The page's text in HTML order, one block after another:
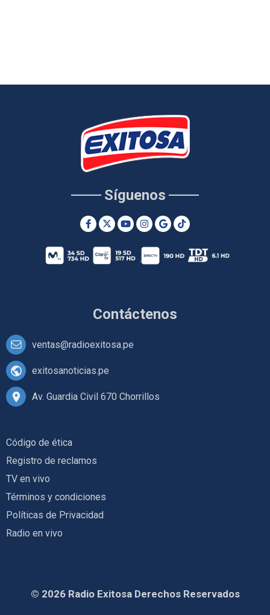
Contáctenos
ventas@radioexitosa.pe
exitosanoticias.pe
Av. Guardia Civil 670 Chorrillos
Síguenos
Código de ética
Registro de reclamos
TV en vivo
Términos y condiciones
Políticas de Privacidad
Radio en vivo
© 2026 Radio Exitosa Derechos Reservados